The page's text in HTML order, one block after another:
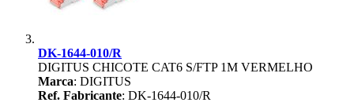
DK-1644-010/R
DIGITUS CHICOTE CAT6 S/FTP 1M VERMELHO
Marca: DIGITUS
Ref. Fabricante: DK-1644-010/R